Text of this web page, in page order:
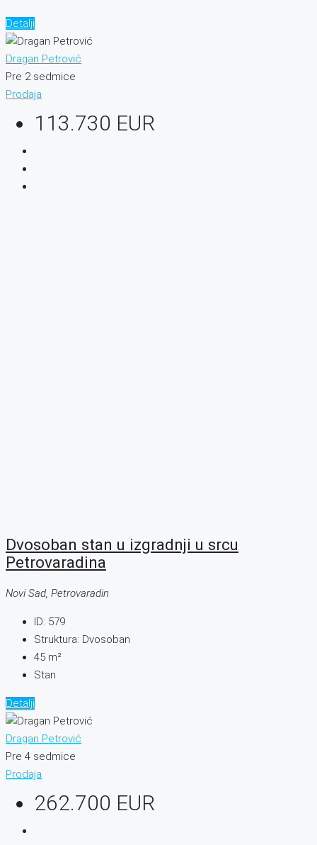
Detalji
Dragan Petrović
Pre 2 sedmice
Prodaja
113.730 EUR
Dvosoban stan u izgradnji u srcu
Petrovaradina
Novi Sad, Petrovaradin
ID: 579
Struktura: Dvosoban
45 m²
Stan
Detalji
Dragan Petrović
Pre 4 sedmice
Prodaja
262.700 EUR